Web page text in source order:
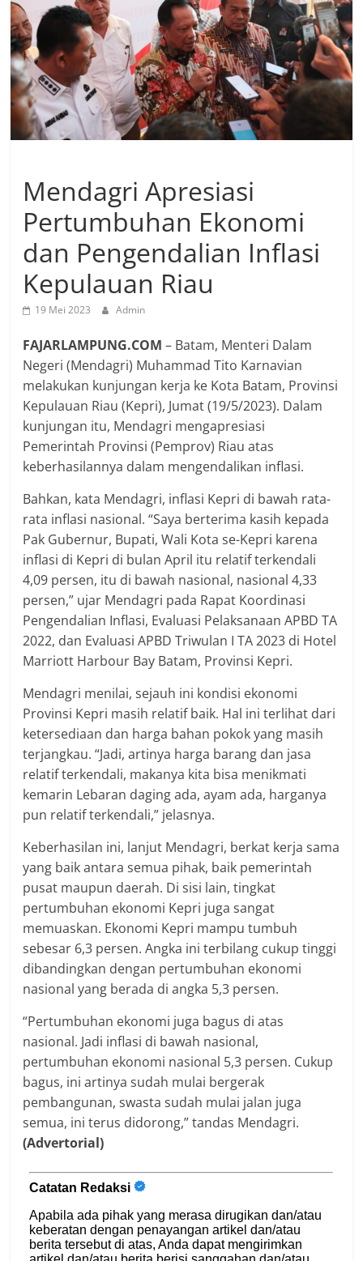
Mendagri Apresiasi
Pertumbuhan Ekonomi
dan Pengendalian Inflasi
Kepulauan Riau
19 Mei 2023 Admin
FAJARLAMPUNG.COM – Batam, Menteri Dalam
Negeri (Mendagri) Muhammad Tito Karnavian
melakukan kunjungan kerja ke Kota Batam, Provinsi
Kepulauan Riau (Kepri), Jumat (19/5/2023). Dalam
kunjungan itu, Mendagri mengapresiasi
Pemerintah Provinsi (Pemprov) Riau atas
keberhasilannya dalam mengendalikan inflasi.
Bahkan, kata Mendagri, inflasi Kepri di bawah rata-
rata inflasi nasional. “Saya berterima kasih kepada
Pak Gubernur, Bupati, Wali Kota se-Kepri karena
inflasi di Kepri di bulan April itu relatif terkendali
4,09 persen, itu di bawah nasional, nasional 4,33
persen,” ujar Mendagri pada Rapat Koordinasi
Pengendalian Inflasi, Evaluasi Pelaksanaan APBD TA
2022, dan Evaluasi APBD Triwulan I TA 2023 di Hotel
Marriott Harbour Bay Batam, Provinsi Kepri.
Mendagri menilai, sejauh ini kondisi ekonomi
Provinsi Kepri masih relatif baik. Hal ini terlihat dari
ketersediaan dan harga bahan pokok yang masih
terjangkau. “Jadi, artinya harga barang dan jasa
relatif terkendali, makanya kita bisa menikmati
kemarin Lebaran daging ada, ayam ada, harganya
pun relatif terkendali,” jelasnya.
Keberhasilan ini, lanjut Mendagri, berkat kerja sama
yang baik antara semua pihak, baik pemerintah
pusat maupun daerah. Di sisi lain, tingkat
pertumbuhan ekonomi Kepri juga sangat
memuaskan. Ekonomi Kepri mampu tumbuh
sebesar 6,3 persen. Angka ini terbilang cukup tinggi
dibandingkan dengan pertumbuhan ekonomi
nasional yang berada di angka 5,3 persen.
“Pertumbuhan ekonomi juga bagus di atas
nasional. Jadi inflasi di bawah nasional,
pertumbuhan ekonomi nasional 5,3 persen. Cukup
bagus, ini artinya sudah mulai bergerak
pembangunan, swasta sudah mulai jalan juga
semua, ini terus didorong,” tandas Mendagri.
(Advertorial)